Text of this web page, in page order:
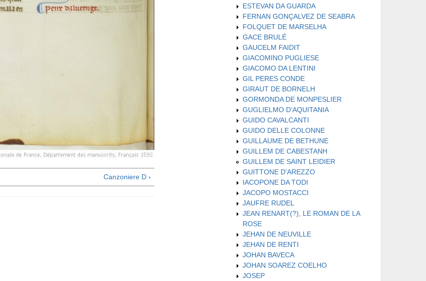
Canzoniere D ›
ESTEVAN DA GUARDA
FERNAN GONÇALVEZ DE SEABRA
FOLQUET DE MARSELHA
GACE BRULÉ
GAUCELM FAIDIT
GIACOMINO PUGLIESE
GIACOMO DA LENTINI
GIL PERES CONDE
GIRAUT DE BORNELH
GORMONDA DE MONPESLIER
GUGLIELMO D'AQUITANIA
GUIDO CAVALCANTI
GUIDO DELLE COLONNE
GUILLAUME DE BETHUNE
GUILLEM DE CABESTANH
GUILLEM DE SAINT LEIDIER
GUITTONE D'AREZZO
IACOPONE DA TODI
JACOPO MOSTACCI
JAUFRE RUDEL
JEAN RENART(?), LE ROMAN DE LA
ROSE
JEHAN DE NEUVILLE
JEHAN DE RENTI
JOHAN BAVECA
JOHAN SOAREZ COELHO
JOSEP